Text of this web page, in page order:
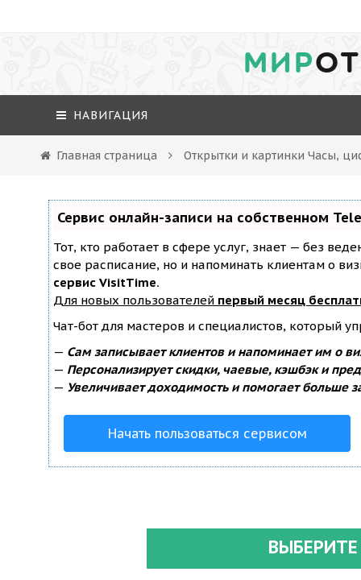
МИР
НАВИГАЦИЯ
Главная страница Открытки и картинки Часы,
Сервис онлайн-записи на собственном
Тот, кто работает в сфере услуг, знает — без
свое расписание, но и напоминать клиентам о
сервис VisitTime.
Для новых пользователей первый месяц
Чат-бот для мастеров и специалистов, который
— Сам записывает клиентов и напоминает им о
— Персонализирует скидки, чаевые, кэшбэк и
— Увеличивает доходимость и помогает больше
Начать пользоваться сервисом